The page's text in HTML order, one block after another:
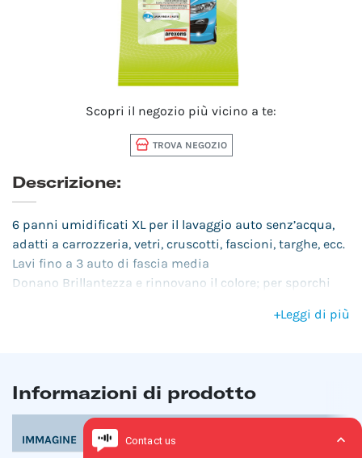
Scopri il negozio più vicino a te:
TROVA NEGOZIO
Descrizione:
6 panni umidificati XL per il lavaggio auto senz’acqua,
adatti a carrozzeria, vetri, cruscotti, fascioni, targhe, ecc.
Lavi fino a 3 auto di fascia media
Donano Brillantezza e rinnovano il colore; per sporchi
+Leggi di più
Informazioni di prodotto
IMMAGINE
CODICE
PRODOTTO/NOME
PZ